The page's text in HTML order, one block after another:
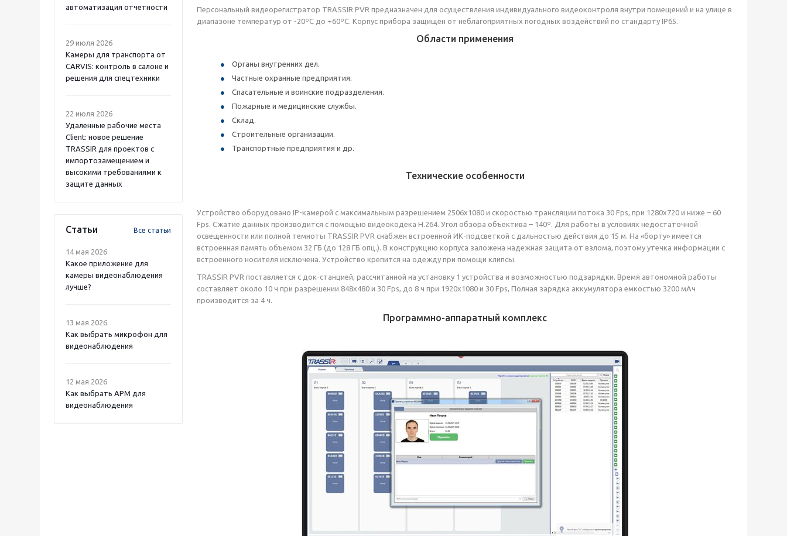
автоматизация отчетности
29 июля 2026
Камеры для транспорта от
CARVIS: контроль в салоне и
решения для спецтехники
22 июля 2026
Удаленные рабочие места
Client: новое решение
TRASSIR для проектов с
импортозамещением и
высокими требованиями к
защите данных
Статьи Все статьи
14 мая 2026
Какое приложение для
камеры видеонаблюдения
лучше?
13 мая 2026
Как выбрать микрофон для
видеонаблюдения
12 мая 2026
Как выбрать APM для
видеонаблюдения
Персональный видеорегистратор TRASSIR PVR предназначен для осуществления индивидуального видеоконтроля внутри помещений и на улице в
диапазоне температур от -20ºС до +60ºС. Корпус прибора защищен от неблагоприятных погодных воздействий по стандарту IP65.
Области применения
Органы внутренних дел.
Частные охранные предприятия.
Спасательные и воинские подразделения.
Пожарные и медицинские службы.
Склад.
Строительные организации.
Транспортные предприятия и др.
Технические особенности
Устройство оборудовано IP-камерой с максимальным разрешением 2506x1080 и скоростью трансляции потока 30 Fps, при 1280x720 и ниже – 60
Fps. Сжатие данных производится с помощью видеокодека H.264. Угол обзора объектива – 140º. Для работы в условиях недостаточной
освещенности или полной темноты TRASSIR PVR снабжен встроенной ИК-подсветкой с дальностью действия до 15 м. На «борту» имеется
встроенная память объемом 32 ГБ (до 128 ГБ опц.). В конструкцию корпуса заложена надежная защита от взлома, поэтому утечка информации с
встроенного носителя исключена. Устройство крепится на одежду при помощи клипсы.
TRASSIR PVR поставляется с док-станцией, рассчитанной на установку 1 устройства и возможностью подзарядки. Время автономной работы
составляет около 10 ч при разрешении 848x480 и 30 Fps, до 8 ч при 1920x1080 и 30 Fps, Полная зарядка аккумулятора емкостью 3200 мАч
производится за 4 ч.
Программно-аппаратный комплекс